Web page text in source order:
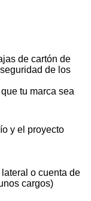
de cartón de
de los
tu marca sea
y el proyecto
o cuenta de
cargos)